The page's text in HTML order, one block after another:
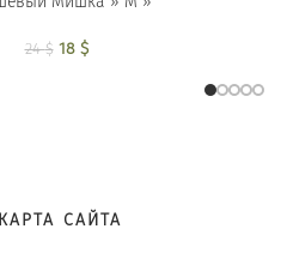
24$
Первоначальная
18 $
КАРТА САЙТА